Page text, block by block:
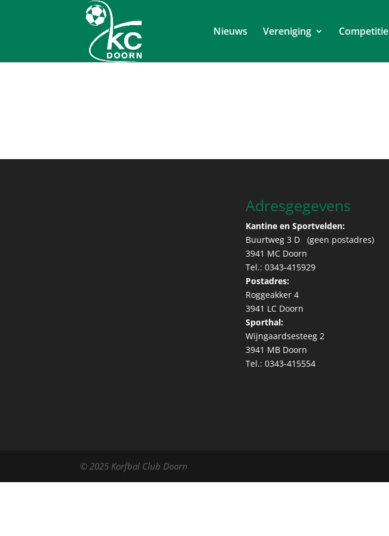
Nieuws Vereniging Competitie
Adresgegevens
Kantine en Sportvelden:
Buurtweg 3 D (geen postadres)
3941 MC Doorn
Tel.: 0343-415929
Postadres:
Roggeakker 4
3941 LC Doorn
Sporthal:
Wijngaardsesteeg 2
3941 MB Doorn
Tel.: 0343-415554
© 2025 Korfbal Club Doorn